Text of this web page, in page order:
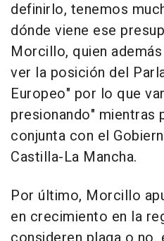
definirlo, tenemos
dónde viene ese
Morcillo, quien
ver la posición del
Europeo" por lo que
presionando" mientras
conjunta con el
Castilla-La Mancha.
Por último, Morcillo
en crecimiento en la